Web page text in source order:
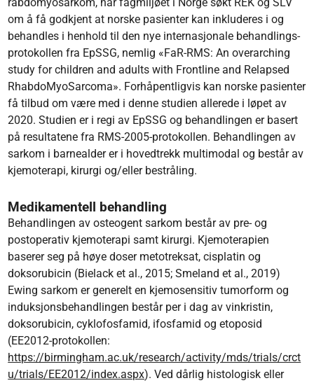
om å få godkjent at norske pasienter kan inkluderes i og
behandles i henhold til den nye internasjonale behandlings­
protokollen fra EpSSG, nemlig «FaR-RMS: An overarching
study for children and adults with Frontline and Relapsed
RhabdoMyoSarcoma». Forhåpentligvis kan norske pasienter
få tilbud om være med i denne studien allerede i løpet av
2020. Studien er i regi av EpSSG og behandlingen er basert
på resultatene fra RMS-2005-protokollen. Behandlingen av
sarkom i barnealder er i hovedtrekk multimodal og består av
kjemoterapi, kirurgi og/eller bestråling.
Medikamentell behandling
Behandlingen av osteogent sarkom består av pre- og
postoperativ kjemoterapi samt kirurgi. Kjemoterapien
baserer seg på høye doser metotreksat, cisplatin og
doksorubicin (Bielack et al., 2015; Smeland et al., 2019)
Ewing sarkom er generelt en kjemosensitiv tumorform og
induksjonsbehandlingen består per i dag av vinkristin,
doksorubicin, cyklofosfamid, ifosfamid og etoposid
(EE2012-protokollen:
https://birmingham.ac.uk/research/activity/mds/trials/crct
u/trials/EE2012/index.aspx). Ved dårlig histologisk eller